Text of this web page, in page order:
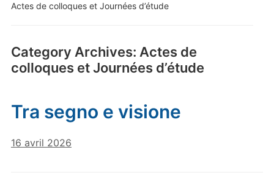
Actes de colloques et Journées d’étude
Category Archives: Actes de
colloques et Journées d’étude
Tra segno e visione
16 avril 2026